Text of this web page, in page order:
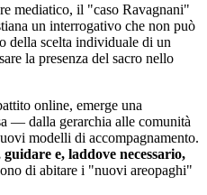
mediatico, il "caso Ravagnani"
un interrogativo che non può
della scelta individuale di un
la presenza del sacro nello
online, emerge una
— dalla gerarchia alle comunità
modelli di accompagnamento.
e, laddove necessario,
di abitare i "nuovi areopaghi"